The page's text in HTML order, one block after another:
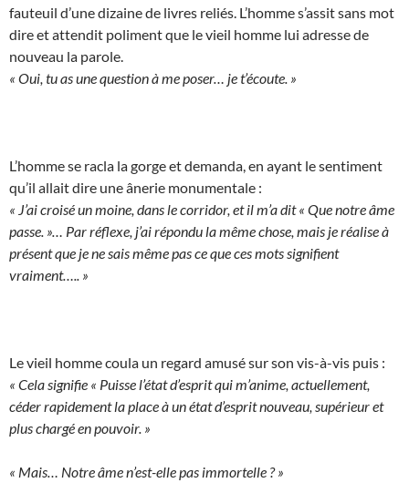
fauteuil d’une dizaine de livres reliés. L’homme s’assit sans mot
dire et attendit poliment que le vieil homme lui adresse de
nouveau la parole.
« Oui, tu as une question à me poser… je t’écoute. »
L’homme se racla la gorge et demanda, en ayant le sentiment
qu’il allait dire une ânerie monumentale :
« J’ai croisé un moine, dans le corridor, et il m’a dit « Que notre âme
passe. »… Par réflexe, j’ai répondu la même chose, mais je réalise à
présent que je ne sais même pas ce que ces mots signifient
vraiment….. »
Le vieil homme coula un regard amusé sur son vis-à-vis puis :
« Cela signifie « Puisse l’état d’esprit qui m’anime, actuellement,
céder rapidement la place à un état d’esprit nouveau, supérieur et
plus chargé en pouvoir. »
« Mais… Notre âme n’est-elle pas immortelle ? »